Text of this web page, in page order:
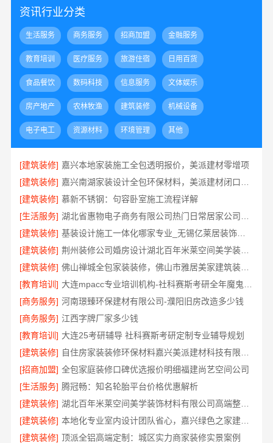
资讯行业分类
生活服务 商务服务 招商加盟 金融服务
教育培训 医疗服务 旅游住宿 日用百货
食品餐饮 数码科技 信息服务 文体娱乐
房产地产 农林牧渔 建筑装修 机械设备
电子电工 资源材料 环境管理 其他
[建筑装修] 嘉兴本地家装施工全包透明报价，美派建材零增项
[建筑装修]
[建筑装修] 慕新不锈钢：句容卧室施工流程详解
[生活服务]
[建筑装修]
基装设计施工一体化哪家专业_无锡亿莱居装饰工程材料有限公司
[建筑装修]
荆州装修公司婚房设计湖北百年米莱空间美学装饰材料有限公司
[建筑装修]
佛山禅城全包家装装修，佛山市雅居美家建筑装饰工程有限公司全程托管
[教育培训]
[商务服务] 河南璟臻环保建材有限公司-濮阳旧房改造多少钱
[商务服务] 江西字牌厂家多少钱
[教育培训] 大连25考研辅导 社科赛斯考研定制专业辅导规划
[建筑装修]
[招商加盟] 全包家庭装修口碑优选报价明细福建尚艺空间公司
[生活服务] 腾冠畅：知名轮胎平台价格优惠解析
[建筑装修]
湖北百年米莱空间美学装饰材料有限公司高端整家装修老房翻新
[建筑装修]
本地化专业室内设计团队省心，嘉兴绿色之家建材科技有限公司全程托管
[建筑装修] 顶派全铝高端定制：城区实力商家装修实景案例